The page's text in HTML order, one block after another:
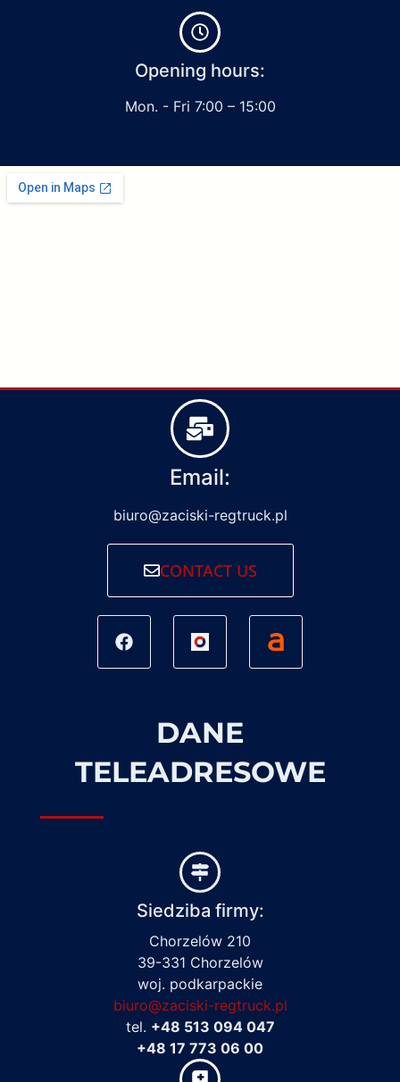
Opening hours:
Mon. - Fri 7:00 – 15:00
Email:
biuro@zaciski-regtruck.pl
CONTACT US
DANE
TELEADRESOWE
Siedziba firmy:
Chorzelów 210
39-331 Chorzelów
woj. podkarpackie
biuro@zaciski-regtruck.pl
tel. +48 513 094 047
+48 17 773 06 00